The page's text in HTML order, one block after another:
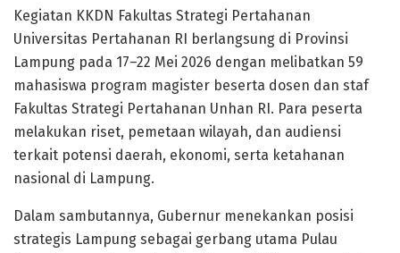
Kegiatan KKDN Fakultas Strategi Pertahanan
Universitas Pertahanan RI berlangsung di Provinsi
Lampung pada 17–22 Mei 2026 dengan melibatkan 59
mahasiswa program magister beserta dosen dan staf
Fakultas Strategi Pertahanan Unhan RI. Para peserta
melakukan riset, pemetaan wilayah, dan audiensi
terkait potensi daerah, ekonomi, serta ketahanan
nasional di Lampung.
Dalam sambutannya, Gubernur menekankan posisi
strategis Lampung sebagai gerbang utama Pulau